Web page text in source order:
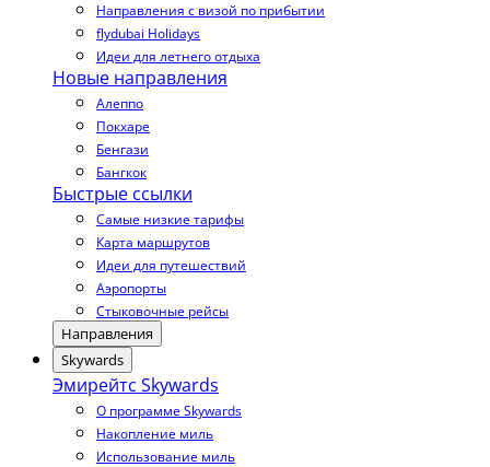
Направления с визой по прибытии
flydubai Holidays
Идеи для летнего отдыха
Новые направления
Алеппо
Покхаре
Бенгази
Бангкок
Быстрые ссылки
Самые низкие тарифы
Карта маршрутов
Идеи для путешествий
Аэропорты
Стыковочные рейсы
Направления
Skywards
Эмирейтс Skywards
О программе Skywards
Накопление миль
Использование миль